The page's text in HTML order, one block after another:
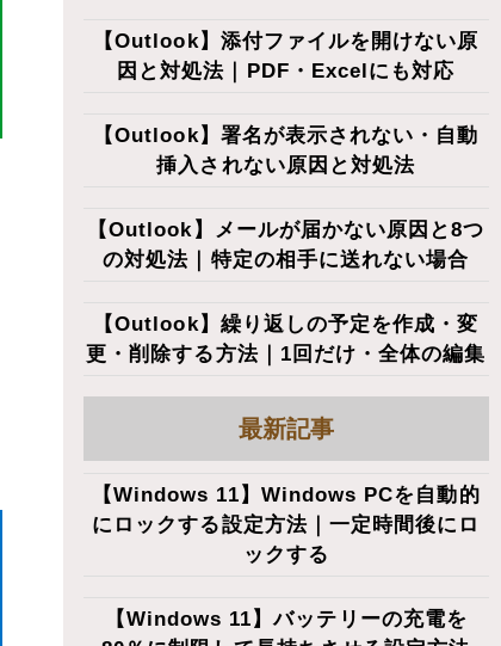
【Outlook】添付ファイルを開けない原
因と対処法｜PDF・Excelにも対応
【Outlook】署名が表示されない・自動
挿入されない原因と対処法
【Outlook】メールが届かない原因と8つ
の対処法｜特定の相手に送れない場合
【Outlook】繰り返しの予定を作成・変
更・削除する方法｜1回だけ・全体の編集
最新記事
【Windows 11】Windows PCを自動的
にロックする設定方法｜一定時間後にロ
ックする
【Windows 11】バッテリーの充電を